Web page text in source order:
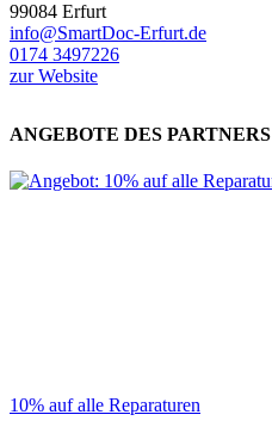
99084 Erfurt
info@SmartDoc-Erfurt.de
0174 3497226
zur Website
ANGEBOTE DES PARTNERS
10% auf alle Reparaturen